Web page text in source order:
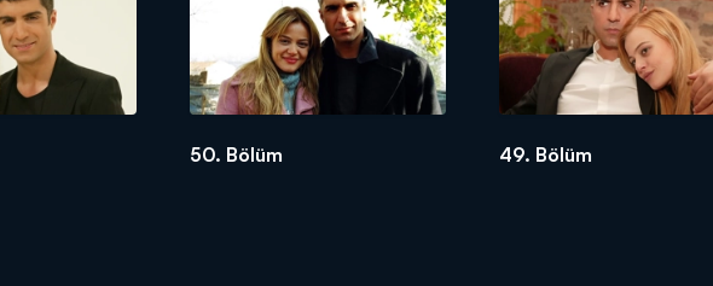
50. Bölüm 49. Bölüm